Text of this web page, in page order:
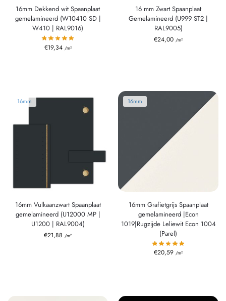
16mm Dekkend wit Spaanplaat
gemelamineerd (W10410 SD |
W410 | RAL9016)
€19,34 /m²
16 mm Zwart Spaanplaat
Gemelamineerd (U999 ST2 |
RAL9005)
€24,00 /m²
16mm
16mm Vulkaanzwart Spaanplaat
gemelamineerd (U12000 MP |
U1200 | RAL9004)
€21,88 /m²
16mm
16mm Grafietgrijs Spaanplaat
gemelamineerd |Econ
1019|Rugzijde Leliewit Econ 1004
(Parel)
€20,59 /m²